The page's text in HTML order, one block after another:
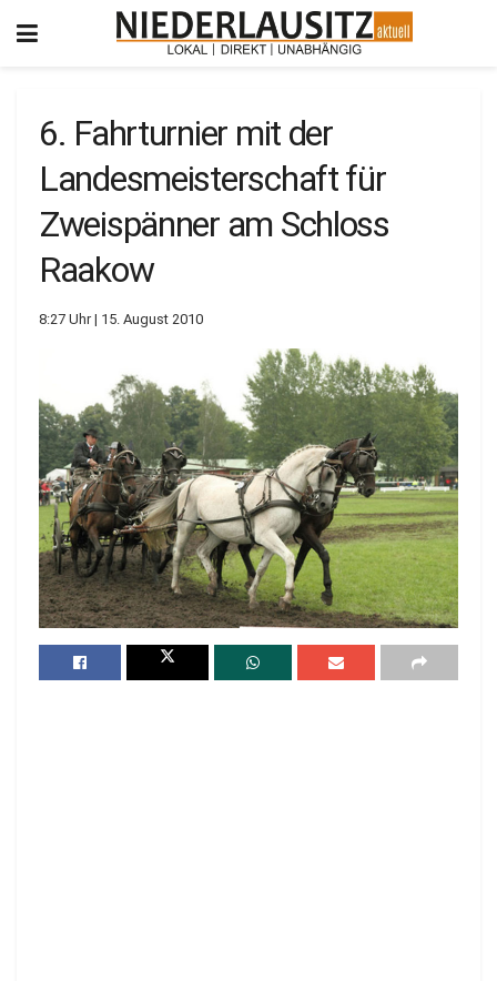
6. Fahrturnier mit der
Landesmeisterschaft für
Zweispänner am Schloss
Raakow
8:27 Uhr | 15. August 2010